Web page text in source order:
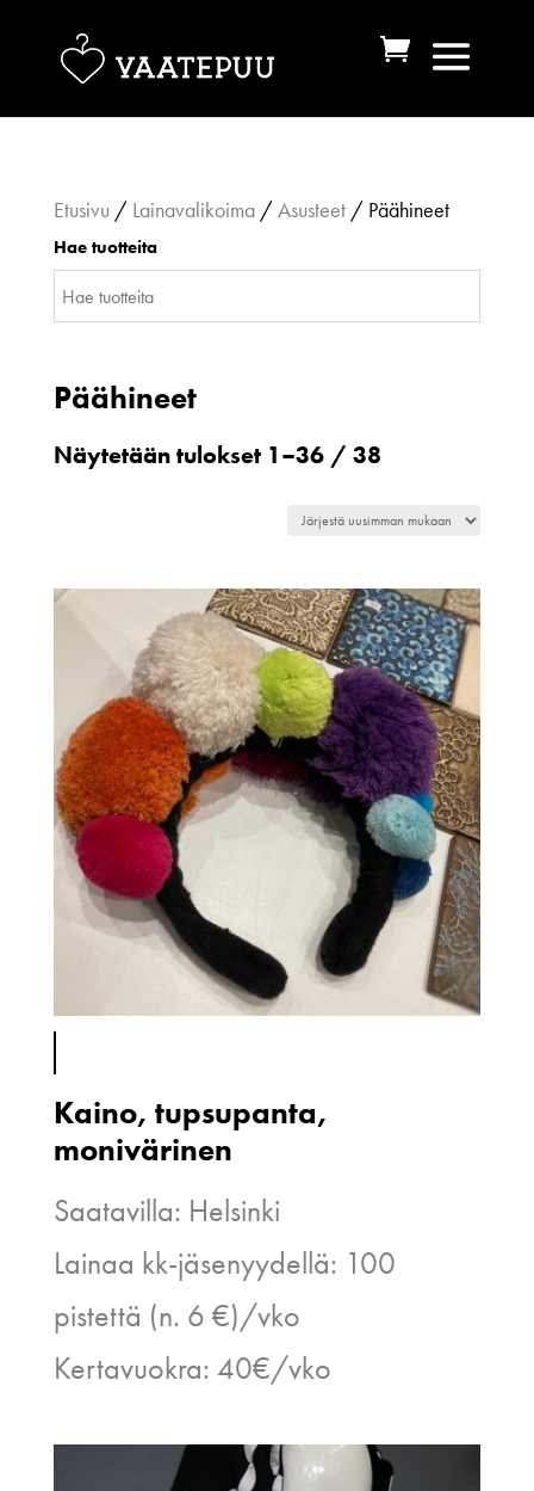
Etusivu / Lainavalikoima/Asusteet/ Päähineet
Hae tuotteita
Päähineet
Näytetään tulokset 1–36 / 38Sorted
Kaino, tupsupanta,
monivärinen
Saatavilla: Helsinki
Lainaa kk-jäsenyydellä: 100
pistettä (n. 6 €)/vko
Kertavuokra: 40€/vko